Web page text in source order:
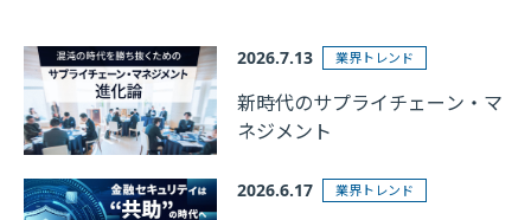
2026.7.13 業界トレンド
新時代のサプライチェーン・マ
ネジメント
2026.6.17 業界トレンド